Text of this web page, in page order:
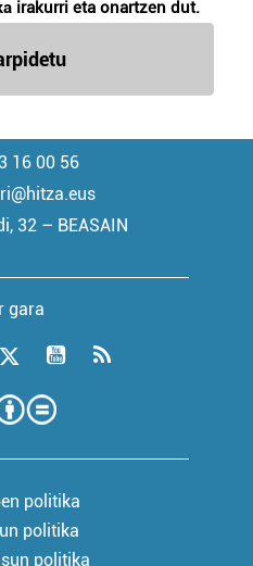
irakurri eta onartzen dut.
16 00 56
32 – BEASAIN
gara
politika
politika
politika